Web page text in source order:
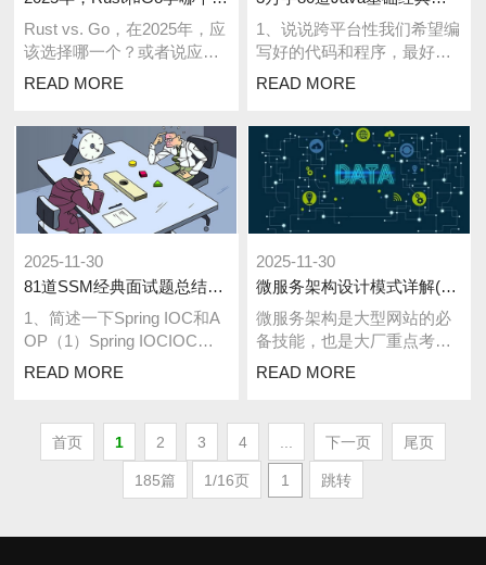
Rust vs. Go，在2025年，应
该选择哪一个？或者说应该
选择哪种语言——GoLang还
READ MORE
1、说说跨平台性我们希望编
写好的代码和程序，最好可
以在任意平台和环境下运
READ MORE
2025-11-30
81道SSM经典面试题总结（2024修订版）
1、简述一下Spring IOC和A
OP（1）Spring IOCIOC是
指将对象的创建和依赖关系
READ MORE
2025-11-30
微服务架构设计模式详解(4种常见模式)
微服务架构是大型网站的必
备技能，也是大厂重点考察
的方向，下面我就来详解4类
READ MORE
首页 1 2 3 4 下一页 尾页
185篇 1/16页 跳转